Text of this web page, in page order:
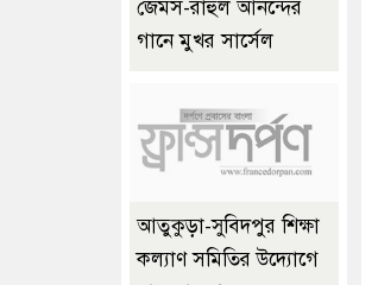
জেমস-রাহুল আনন্দের
গানে মুখর সার্সেল
আতুকুড়া-সুবিদপুর শিক্ষা
কল্যাণ সমিতির উদ্যোগে